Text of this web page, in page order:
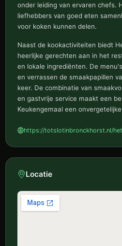
onder leiding van ervaren chefs.
liefhebbers van goed eten
voor koken kunnen delen.
Naast de kookactiviteiten biedt
heerlijke gerechten aan in het
en lokale ingrediënten. De
en verrassen de smaakpapillen
keer. De combinatie van
en gastvrije service maakt een
Keukengemaal een
https://totslotinbronckhorst.nl/
Locatie